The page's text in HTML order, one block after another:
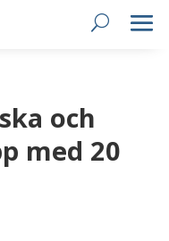
och
med 20